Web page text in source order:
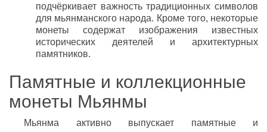
подчёркивает важность традиционных символов
для мьянманского народа. Кроме того, некоторые
монеты содержат изображения известных
исторических деятелей и архитектурных
памятников.
Памятные и коллекционные
монеты Мьянмы
Мьянма активно выпускает памятные и